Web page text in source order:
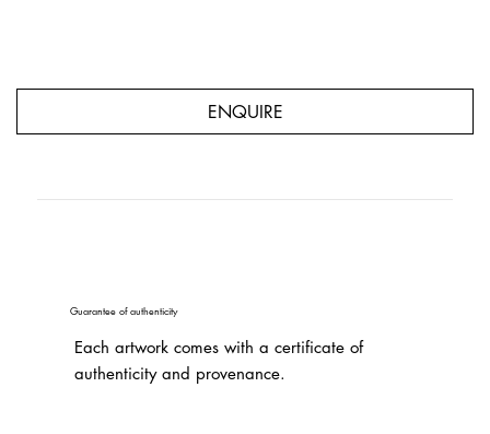
ENQUIRE
Guarantee of authenticity
Each artwork comes with a certificate of
authenticity and provenance.